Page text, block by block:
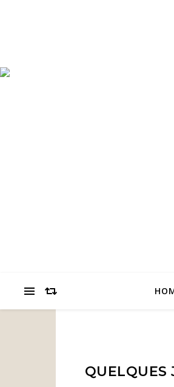
QUELQUES